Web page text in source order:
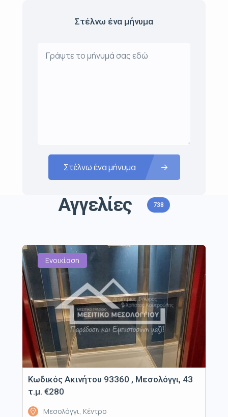
Στέλνω ένα μήνυμα
Στέλνω ένα μήνυμα
Αγγελίες 738
Ενοικίαση
Κωδικός Ακινήτου 93360 , Μεσολόγγι, 43
τ.μ. €280
Μεσολόγγι, Κέντρο